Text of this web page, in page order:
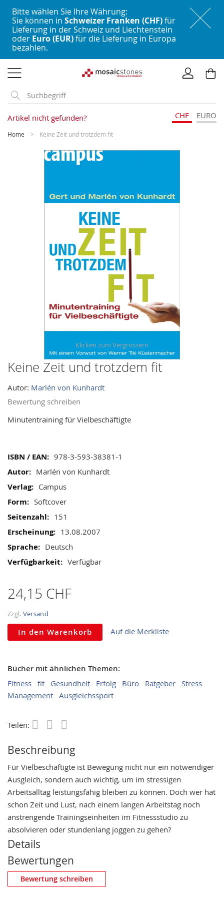
Bitte wählen Sie Ihre Währung:
Sie können in Schweizer Franken (CHF)für
Lieferung in der Schweiz und Liechtenstein
oder Euro (EUR)für die Lieferung in Europa
bezahlen.
zum
Inhalt
Artikel nicht gefunden? CHF EURO
Home Keine Zeit und trotzdem fit
Keine Zeit und trotzdem fit
Autor: Marlén von Kunhardt
Bewertung schreiben
Minutentraining für Vielbeschäftigte
Mehr
Informationen
978-3-593-38381-1
Marlén von Kunhardt
Campus
Softcover
151
13.08.2007
Deutsch
Verfügbar
24,15 CHF
Zzgl. Versand
In den Warenkorb Auf die Merkliste
Bücher mit ähnlichen Themen:
Fitness fit Gesundheit Erfolg Büro Ratgeber
Stress
Management Ausgleichssport
Teilen:
Skip
the
beginning
the
Beschreibung
Für Vielbeschäftigte ist Bewegung nicht nur ein notwendiger
Ausgleich, sondern auch wichtig, um im stressigen
Arbeitsalltag leistungsfähig bleiben zu können. Doch wer hat
schon Zeit und Lust, nach einem langen Arbeitstag noch
anstrengende Trainingseinheiten im Fitnessstudio zu
absolvieren oder stundenlang joggen zu gehen?
Details
Bewertungen
Eigene Bewertung schreiben
Bewertung schreiben